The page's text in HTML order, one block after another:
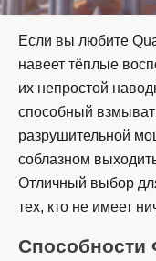
Если вы любите
навеет тёплые
их непростой
способный
разрушительной
соблазном
Отличный выбор
тех, кто не имеет